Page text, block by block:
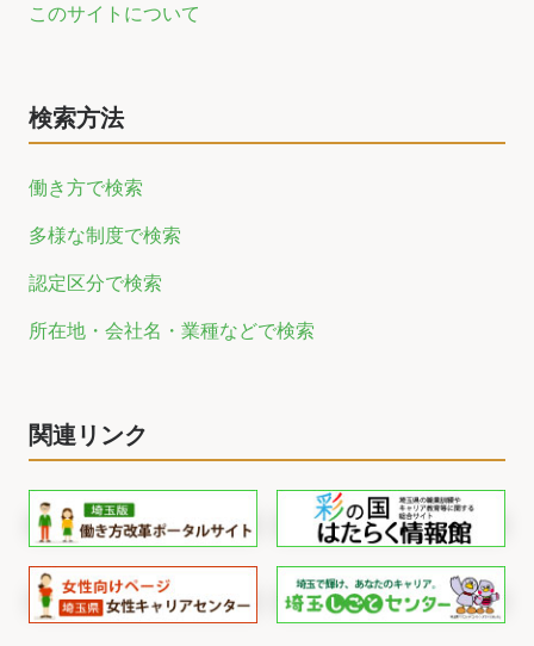
このサイトについて
検索方法
働き方で検索
多様な制度で検索
認定区分で検索
所在地・会社名・業種などで検索
関連リンク